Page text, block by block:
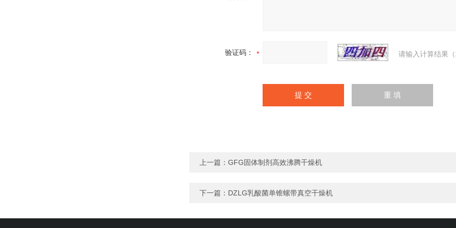
验证码： 请输入计算结果
上一篇： GFG固体制剂高效沸腾干燥机
下一篇： DZLG乳酸菌单锥螺带真空干燥机